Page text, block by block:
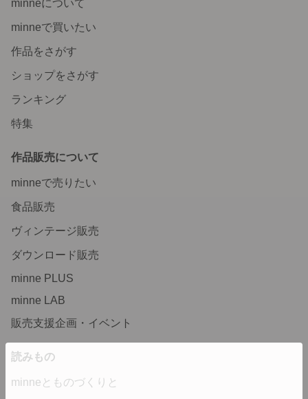
minneについて
minneで買いたい
作品をさがす
ショップをさがす
ランキング
特集
作品販売について
minneで売りたい
食品販売
ヴィンテージ販売
ダウンロード販売
minne PLUS
minne LAB
販売支援企画・イベント
読みもの
minneとものづくりと